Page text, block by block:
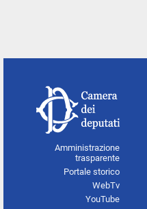
Amministrazione
trasparente
Portale storico
WebTv
YouTube